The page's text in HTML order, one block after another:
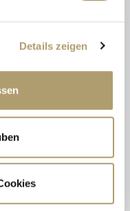
Details zeigen
GAS
2028-07-30